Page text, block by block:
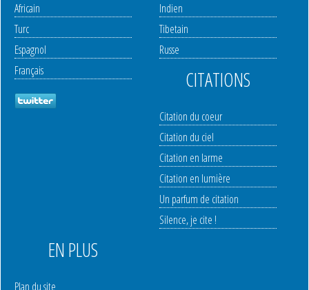
Africain
Turc
Espagnol
Français
Indien
Tibetain
Russe
CITATIONS
Citation du coeur
Citation du ciel
Citation en larme
Citation en lumière
Un parfum de citation
Silence, je cite !
EN PLUS
Plan du site